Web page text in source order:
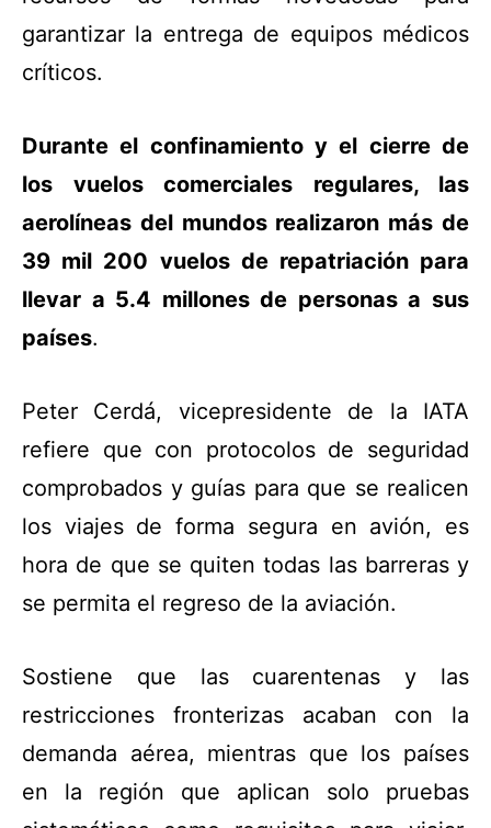
garantizar la entrega de equipos médicos
críticos.
Durante el confinamiento y el cierre de
los vuelos comerciales regulares, las
aerolíneas del mundos realizaron más de
39 mil 200 vuelos de repatriación para
llevar a 5.4 millones de personas a sus
países.
Peter Cerdá, vicepresidente de la IATA
refiere que con protocolos de seguridad
comprobados y guías para que se realicen
los viajes de forma segura en avión, es
hora de que se quiten todas las barreras y
se permita el regreso de la aviación.
Sostiene que las cuarentenas y las
restricciones fronterizas acaban con la
demanda aérea, mientras que los países
en la región que aplican solo pruebas